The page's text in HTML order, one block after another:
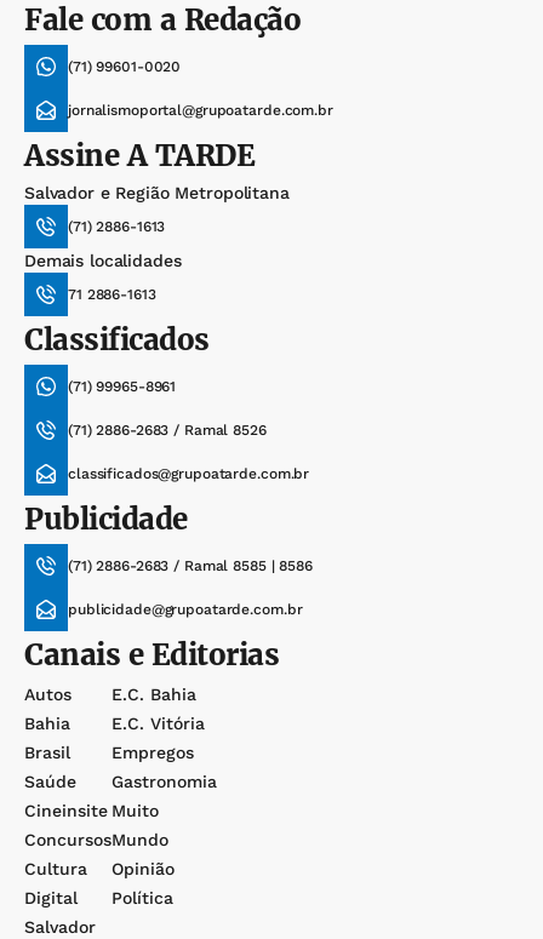
Fale com a Redação
(71) 99601-0020
jornalismoportal@grupoatarde.com.br
AssineA TARDE
Salvador e Região Metropolitana
(71) 2886-1613
Demais localidades
71 2886-1613
Classificados
(71) 99965-8961
(71) 2886-2683 / Ramal 8526
classificados@grupoatarde.com.br
Publicidade
(71) 2886-2683 / Ramal 8585 | 8586
publicidade@grupoatarde.com.br
Canais e Editorias
Autos
Bahia
Brasil
Saúde
Cineinsite
Concursos
Cultura
Digital
Salvador
E.c. Bahia
E.c. Vitória
Empregos
Gastronomia
Muito
Mundo
Opinião
Política